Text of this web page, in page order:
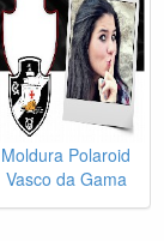
Moldura Polaroid
Vasco da Gama